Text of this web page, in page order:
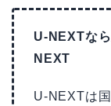
U-NEXTな
NEXT
U-NEXTは